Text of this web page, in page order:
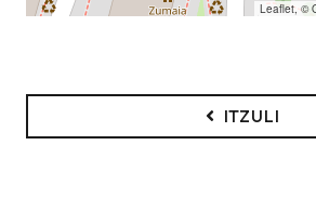
Leaflet, ©
ITZULI